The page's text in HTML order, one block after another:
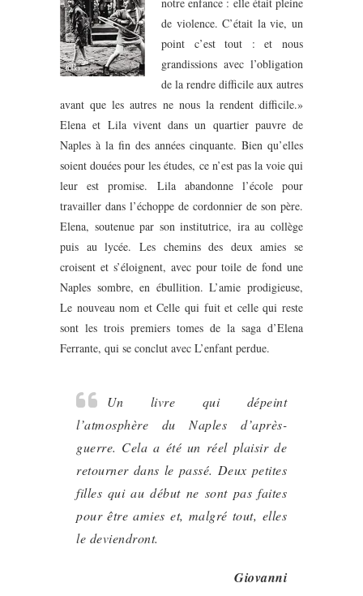
de violence. C’était la vie, un
point c’est tout : et nous
grandissions avec l’obligation
de la rendre difficile aux autres
avant que les autres ne nous la rendent difficile.»
Elena et Lila vivent dans un quartier pauvre de
Naples à la fin des années cinquante. Bien qu’elles
soient douées pour les études, ce n’est pas la voie qui
leur est promise. Lila abandonne l’école pour
travailler dans l’échoppe de cordonnier de son père.
Elena, soutenue par son institutrice, ira au collège
puis au lycée. Les chemins des deux amies se
croisent et s’éloignent, avec pour toile de fond une
Naples sombre, en ébullition. L’amie prodigieuse,
Le nouveau nom et Celle qui fuit et celle qui reste
sont les trois premiers tomes de la saga d’Elena
Ferrante, qui se conclut avec L’enfant perdue.
Un livre qui dépeint
l’atmosphère du Naples d’après-
guerre. Cela a été un réel plaisir de
retourner dans le passé. Deux petites
filles qui au début ne sont pas faites
pour être amies et, malgré tout, elles
le deviendront.
Giovanni